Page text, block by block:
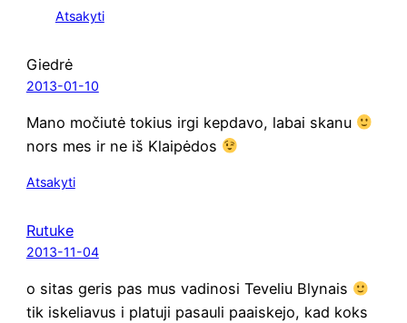
Atsakyti
Giedrė
2013-01-10
Mano močiu­tė tokius irgi kep­da­vo, labai ska­nu
nors mes ir ne iš Klaipėdos
Atsakyti
Rutuke
2013-11-04
o sitas geris pas mus vadi­no­si Teve­liu Bly­nais
tik iske­lia­vus i pla­tu­ji pasau­li paaiske­jo, kad koks